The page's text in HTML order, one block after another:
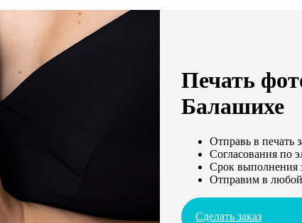
Печать
Балашихе
Отправь в печать
Согласования по
Срок выполнения
Отправим в
Сделать заказ